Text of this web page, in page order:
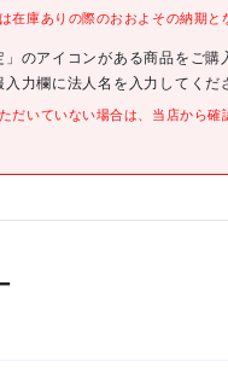
●明るさ(lm):150
●全長(mm):120
●使用電池:単3形
●最大点灯時間
●保護等級:IP44
●最大点灯時間:12
在庫ありの際のおおよその納期と
」のアイコンがある商品をご
力欄に法人名を入力してくだ
だいていない場合は、当店から確